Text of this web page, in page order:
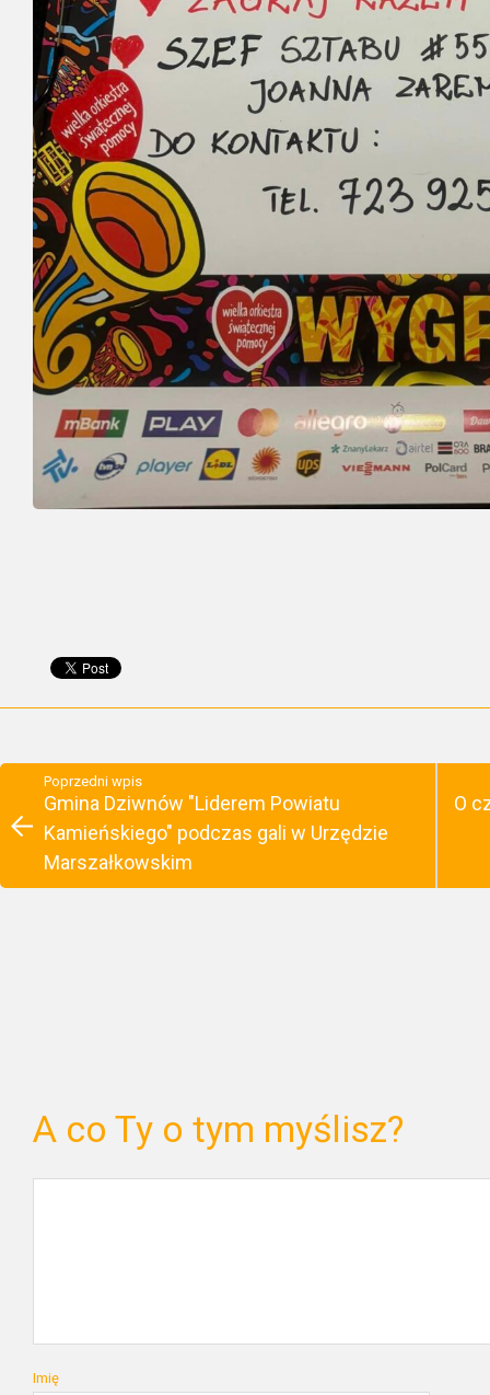
Poprzedni wpis
Gmina Dziwnów "Liderem Powiatu
Kamieńskiego" podczas gali w Urzędzie
Marszałkowskim
O
A co Ty o tym myślisz?
Imię